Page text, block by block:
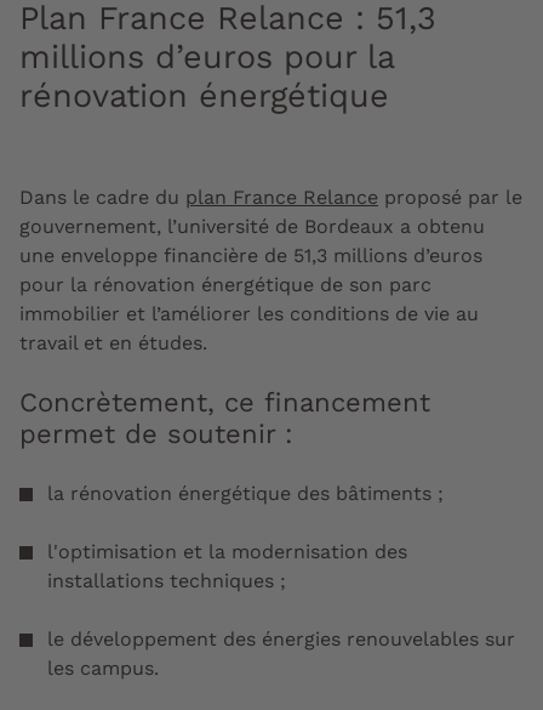
Plan France Relance : 51,3
millions d’euros pour la
rénovation énergétique
Dans le cadre du plan France Relance proposé par le
gouvernement, l’université de Bordeaux a obtenu
une enveloppe financière de 51,3 millions d’euros
pour la rénovation énergétique de son parc
immobilier et l’améliorer les conditions de vie au
travail et en études.
Concrètement, ce financement
permet de soutenir :
la rénovation énergétique des bâtiments ;
l'optimisation et la modernisation des
installations techniques ;
le développement des énergies renouvelables sur
les campus.